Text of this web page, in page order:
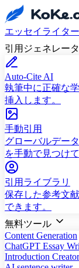
エッセイライター
引用ジェネレー
Auto-Cite AI
執筆中に正確な
挿入します。
手動引用
グローバルデー
を手動で見つけ
引用ライブラリ
保存した参考文
できます。
無料ツール
Content Generation
ChatGPT Essay
Introduction